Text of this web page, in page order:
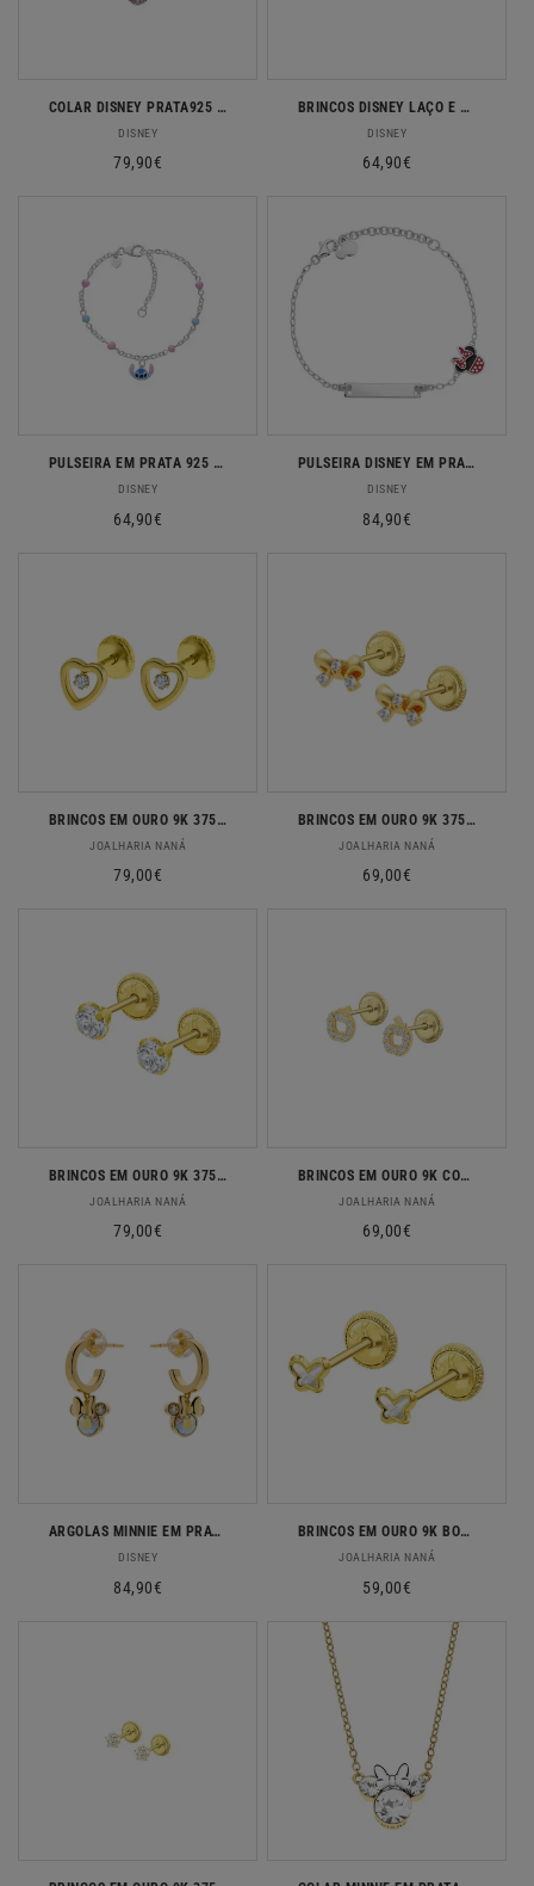
COLAR DISNEY PRATA925 RÓDIO ZIRCONIAS ROSA NS00048RZPL-157
Fornecedor:
DISNEY
Preço
79,90€
BRINCOS DISNEY LAÇO E MINNIE PRATA 955
Fornecedor:
DISNEY
Preço
64,90€
PULSEIRA EM PRATA 925 DISNEY STITCH
Fornecedor:
DISNEY
Preço
64,90€
PULSEIRA DISNEY EM PRATA 925 MINNIE COM CHAPA
Fornecedor:
DISNEY
Preço
84,90€
BRINCOS EM OURO 9K 375% CORAÇÃO COM ZIRCONIAS
Fornecedor:
JOALHARIA NANÁ
Preço
79,00€
BRINCOS EM OURO 9K 375% LAÇO COM ZIRCONIAS
Fornecedor:
JOALHARIA NANÁ
Preço
69,00€
BRINCOS EM OURO 9K 375% SOLITARIO 4MM
Fornecedor:
JOALHARIA NANÁ
Preço
79,00€
BRINCOS EM OURO 9K COM ZIRCONIAS
Fornecedor:
JOALHARIA NANÁ
Preço
69,00€
ARGOLAS MINNIE EM PRATA DOURADA 925 DISNEY
Fornecedor:
DISNEY
Preço
84,90€
BRINCOS EM OURO 9K BORBOLETA C/ MADREPEROLA
Fornecedor:
JOALHARIA NANÁ
Preço
59,00€